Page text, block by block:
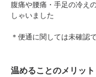
腹痛や腰痛・手足の冷え
しゃいました
＊便通に関しては未確認
温めることのメリット